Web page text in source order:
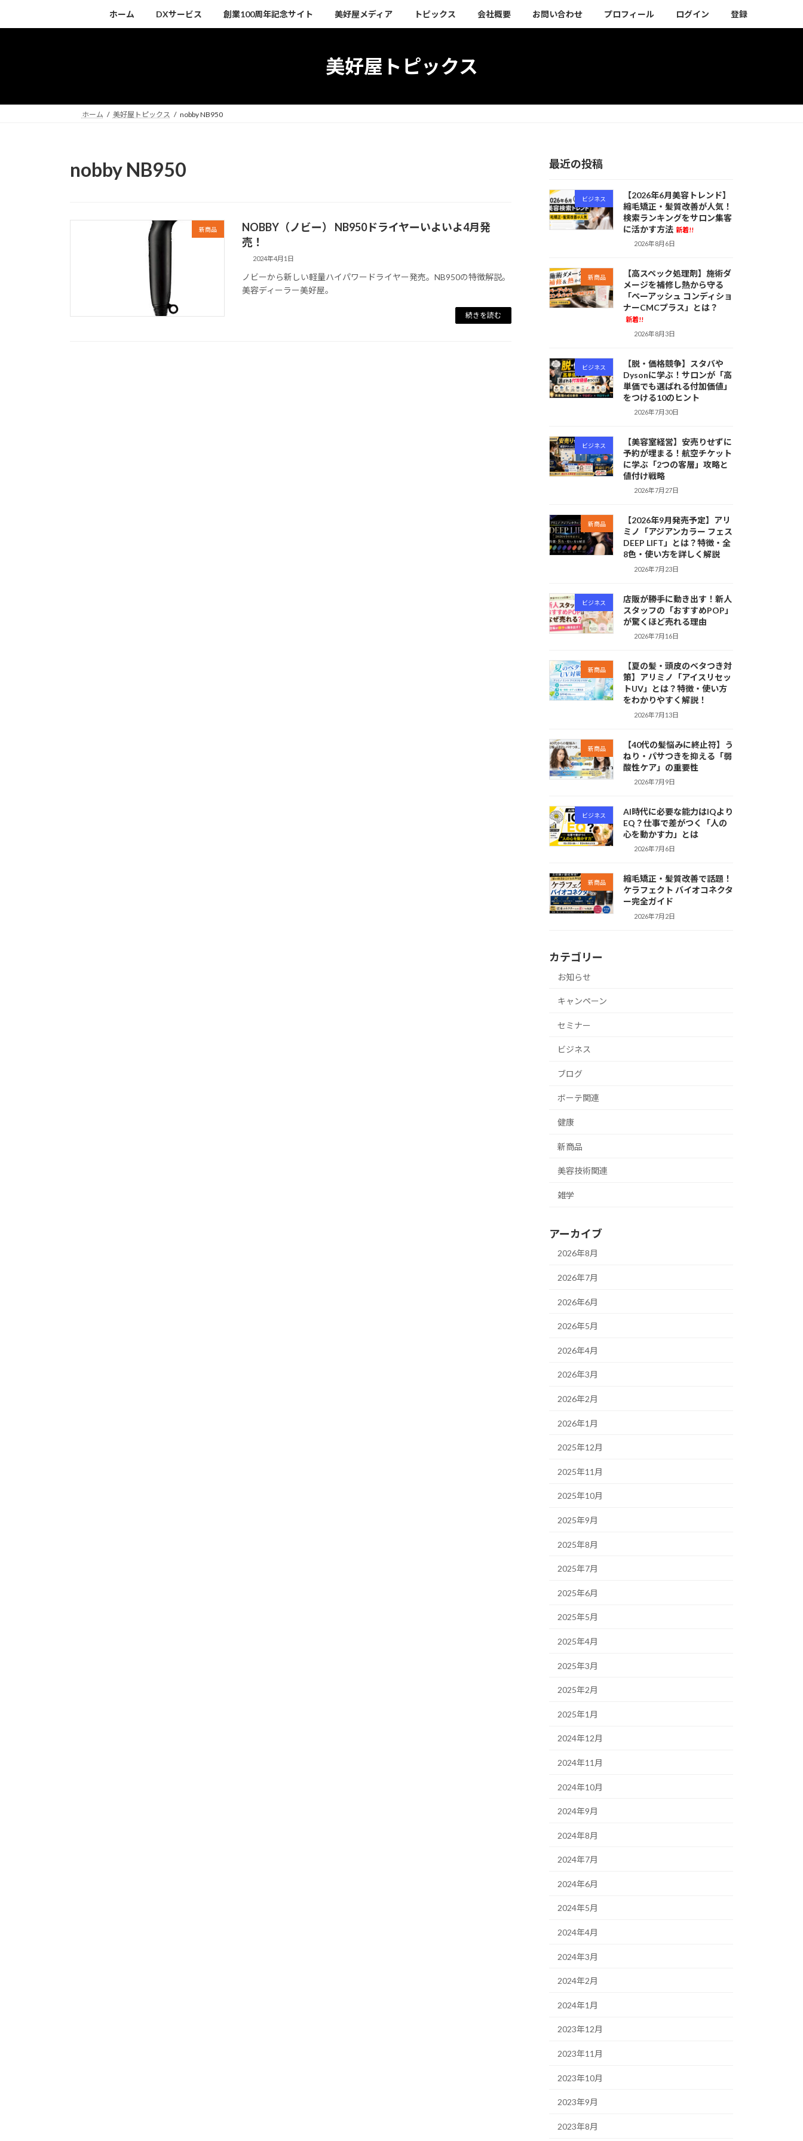
キ
に
ホーム DXサービス 創業100周年記念サイト 美好屋メディア トピックス 会社概要 お問い合わせ プロフィール ログイン 登録
美好屋トピックス
ホーム 美好屋トピックス nobby NB950
nobby NB950
新商品
NOBBY（ノビー） NB950ドライヤーいよいよ4月発
売！
2024年4月1日
ノビーから新しい軽量ハイパワードライヤー発売。NB950の特徴解説。
美容ディーラー美好屋。
続きを読む
最近の投稿
ビジネス
【2026年6月美容トレンド】
縮毛矯正・髪質改善が人気！
検索ランキングをサロン集客
に活かす方法 新着!!
2026年8月6日
新商品
【高スペック処理剤】施術ダ
メージを補修し熱から守る
「ペーアッシュ コンディショ
ナーCMCプラス」とは？
新着!!
2026年8月3日
ビジネス
【脱・価格競争】スタバや
Dysonに学ぶ！サロンが「高
単価でも選ばれる付加価値」
をつける10のヒント
2026年7月30日
ビジネス
【美容室経営】安売りせずに
予約が埋まる！航空チケット
に学ぶ「2つの客層」攻略と
値付け戦略
2026年7月27日
新商品
【2026年9月発売予定】アリ
ミノ「アジアンカラー フェス
DEEP LIFT」とは？特徴・全
8色・使い方を詳しく解説
2026年7月23日
ビジネス
店販が勝手に動き出す！新人
スタッフの「おすすめPOP」
が驚くほど売れる理由
2026年7月16日
新商品
【夏の髪・頭皮のベタつき対
策】アリミノ「アイスリセッ
トUV」とは？特徴・使い方
をわかりやすく解説！
2026年7月13日
新商品
【40代の髪悩みに終止符】う
ねり・パサつきを抑える「弱
酸性ケア」の重要性
2026年7月9日
ビジネス
AI時代に必要な能力はIQより
EQ？仕事で差がつく「人の
心を動かす力」とは
2026年7月6日
新商品
縮毛矯正・髪質改善で話題！
ケラフェクト バイオコネクタ
ー完全ガイド
2026年7月2日
カテゴリー
お知らせ
キャンペーン
セミナー
ビジネス
ブログ
ボーテ関連
健康
新商品
美容技術関連
雑学
アーカイブ
2026年8月
2026年7月
2026年6月
2026年5月
2026年4月
2026年3月
2026年2月
2026年1月
2025年12月
2025年11月
2025年10月
2025年9月
2025年8月
2025年7月
2025年6月
2025年5月
2025年4月
2025年3月
2025年2月
2025年1月
2024年12月
2024年11月
2024年10月
2024年9月
2024年8月
2024年7月
2024年6月
2024年5月
2024年4月
2024年3月
2024年2月
2024年1月
2023年12月
2023年11月
2023年10月
2023年9月
2023年8月